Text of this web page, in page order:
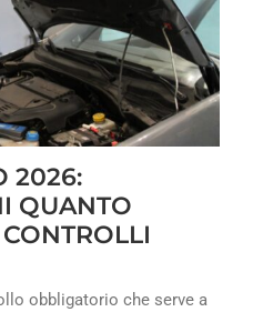
2026:
QUANTO
obbligatorio che serve a